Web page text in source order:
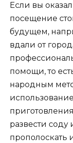
Если вы
посещение
будущем,
вдали от
помощи, то
народным
развести соду
прополоскать